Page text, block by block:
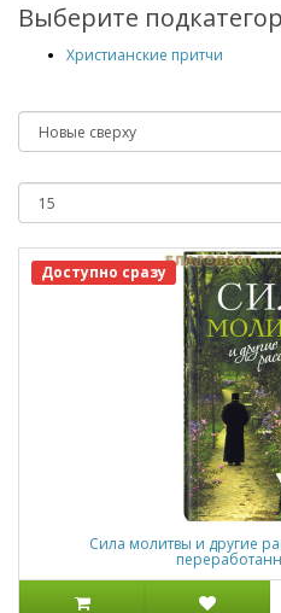
Выберите
Христианские притчи
Доступно сразу
Сила молитвы и другие